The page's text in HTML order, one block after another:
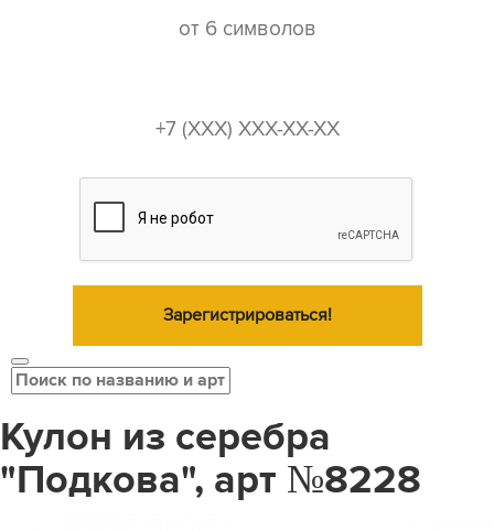
Зарегистрироваться!
Кулон из серебра
"Подкова", арт №8228